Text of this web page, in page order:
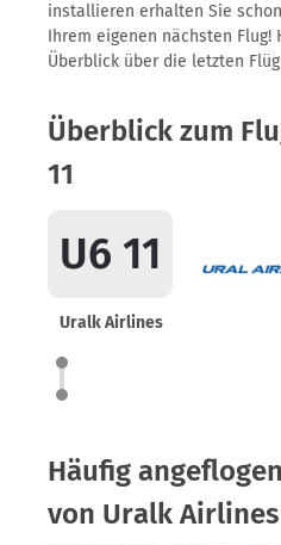
installieren erhalten Sie
Ihrem eigenen nächsten
Überblick über die letzten
Überblick zum
11
U6 11
Uralk Airlines
Häufig
von Uralk Airlines